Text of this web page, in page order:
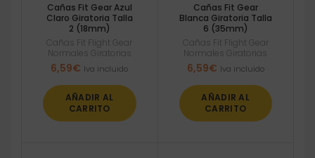
Cañas Fit Gear Azul
Claro Giratoria Talla
2 (18mm)
Cañas Fit Flight Gear
Normales Giratorias
6,59€ Iva incluido
AÑADIR AL
CARRITO
Cañas Fit Gear
Blanca Giratoria Talla
6 (35mm)
Cañas Fit Flight Gear
Normales Giratorias
6,59€ Iva incluido
AÑADIR AL
CARRITO